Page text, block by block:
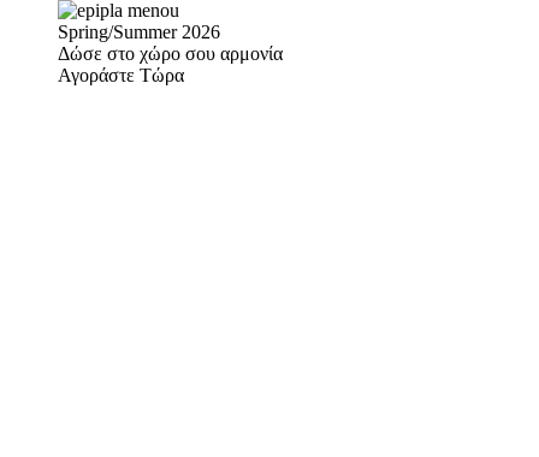
Spring/Summer 2026
Δώσε στο χώρο σου αρμονία
Αγοράστε Τώρα